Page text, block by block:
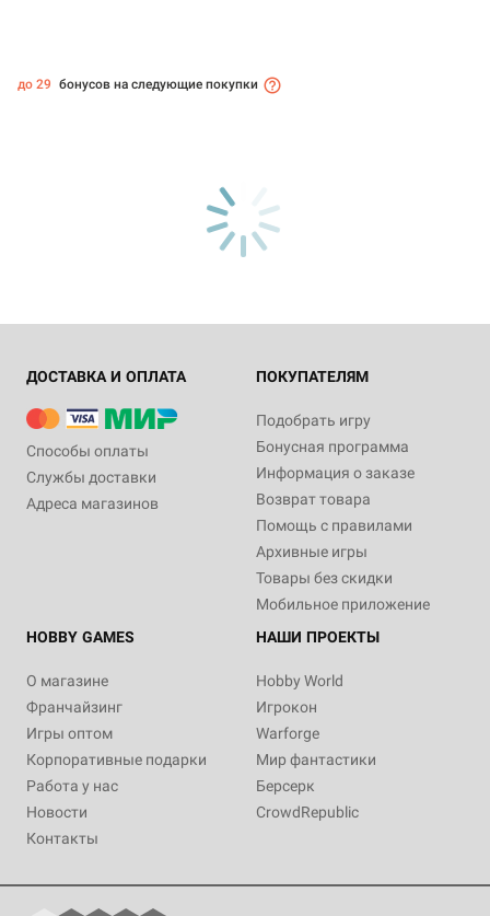
до 29 бонусов на следующие покупки
ДОСТАВКА И ОПЛАТА
Способы оплаты
Службы доставки
Адреса магазинов
ПОКУПАТЕЛЯМ
Подобрать игру
Бонусная программа
Информация о заказе
Возврат товара
Помощь с правилами
Архивные игры
Товары без скидки
Мобильное приложение
HOBBY GAMES
О магазине
Франчайзинг
Игры оптом
Корпоративные подарки
Работа у нас
Новости
Контакты
НАШИ ПРОЕКТЫ
Hobby World
Игрокон
Warforge
Мир фантастики
Берсерк
CrowdRepublic